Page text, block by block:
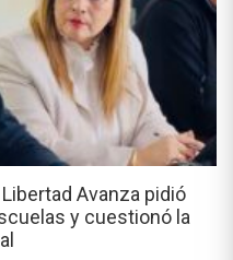
Libertad Avanza pidió
y cuestionó la